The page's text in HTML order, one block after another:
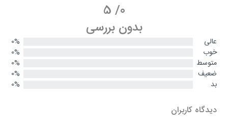
0
/
5
بدون بررسی
عالی
0%
خوب
0%
متوسط
0%
ضعیف
0%
بد
0%
دیدگاه کاربران